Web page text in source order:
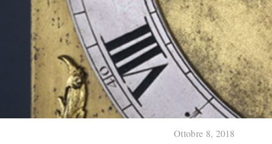
Ottobre 8, 2018